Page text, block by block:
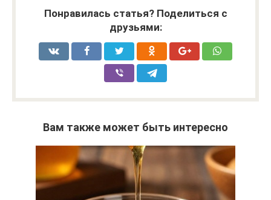
Понравилась статья? Поделиться с
друзьями:
Вам также может быть интересно